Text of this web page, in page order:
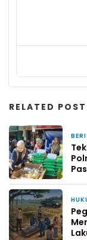
RELATED